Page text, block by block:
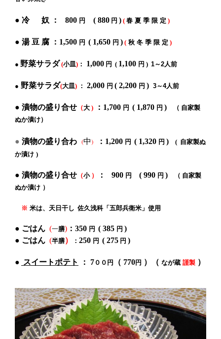
● 冷 奴 ： 800 円 ( 880 円 ) ( 春 夏 季 限 定 )
● 湯 豆 腐 ：1,500 円 ( 1,650 円 ) ( 秋 冬 季 限 定 )
● 野菜サラダ (小皿) ： 1,000 円 ( 1,100 円 ) 1～2人前
● 野菜サラダ(大皿) ： 2,000 円 ( 2,200 円 ) 3～4人前
● 漬物の盛り合せ （大 ) ： 1,700 円 ( 1,870 円 ) （ 自家製
ぬか漬け）
● 漬物の盛り合わ (中) ： 1,200 円 ( 1,320 円 ) ( 自家製ぬ
か漬け )
● 漬物の盛り合せ （小） ： 900 円 ( 990 円 ) （ 自家製
ぬか漬け ）
※ 米は、天日干し 佐久浅科「 五郎兵衛米 」 使用
● ごはん (一膳) ：350 円 ( 385 円 )
● ごはん (半膳） ： 250 円 ( 275 円 )
● スイートポテト ： 7 ００ 円 （ 770円 ） （ なが蔵 謹製 ）